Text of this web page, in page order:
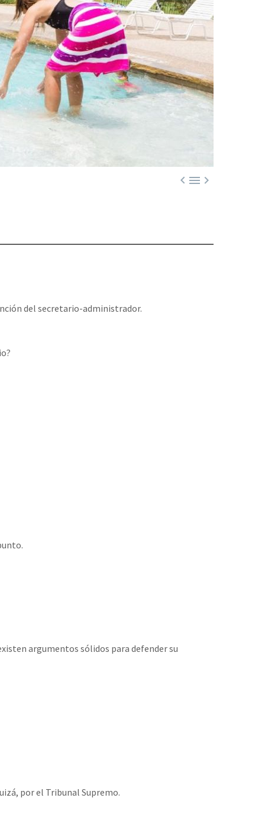

del secretario-administrador.⁣
argumentos sólidos para defender su
por el Tribunal Supremo.⁣